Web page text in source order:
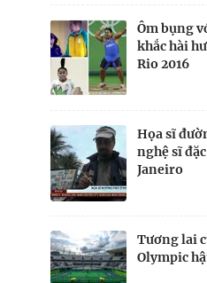
Ôm bụng
khắc hài
Rio 2016
Họa sĩ
nghệ sĩ
Janeiro
Tương lai
Olympic